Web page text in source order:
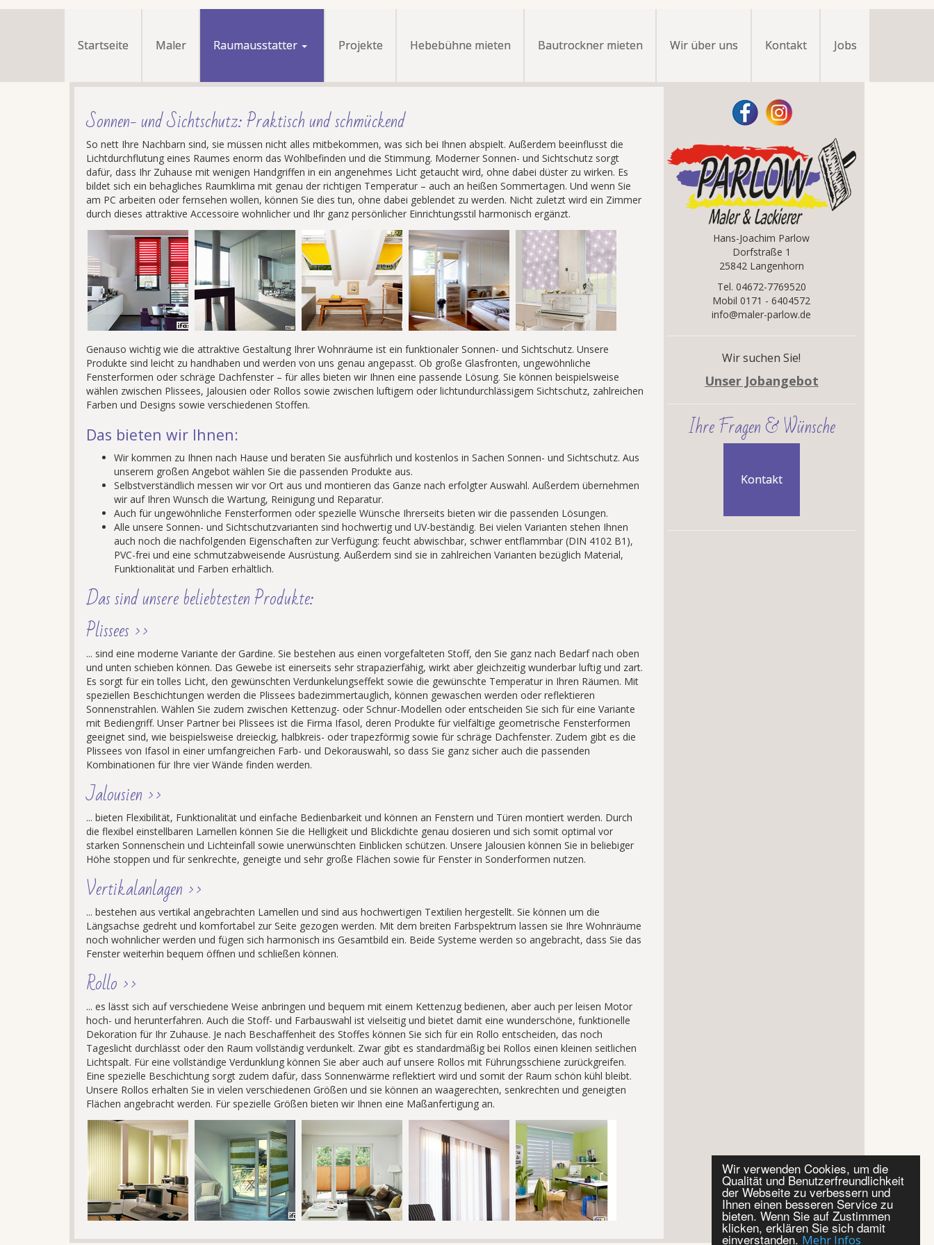
Wir verwenden Cookies, um die
Qualität und Benutzerfreundlichkeit
der Webseite zu verbessern und
Ihnen einen besseren Service zu
bieten. Wenn Sie auf Zustimmen
klicken, erklären Sie sich damit
einverstanden. Mehr Infos
Startseite Maler Raumausstatter Projekte Hebebühne mieten Bautrockner mieten Wir über uns Kontakt Jobs
Sonnen- und Sichtschutz: Praktisch und schmückend
So nett Ihre Nachbarn sind, sie müssen nicht alles mitbekommen, was sich bei Ihnen abspielt. Außerdem beeinflusst die
Lichtdurchflutung eines Raumes enorm das Wohlbefinden und die Stimmung. Moderner Sonnen- und Sichtschutz sorgt
dafür, dass Ihr Zuhause mit wenigen Handgriffen in ein angenehmes Licht getaucht wird, ohne dabei düster zu wirken. Es
bildet sich ein behagliches Raumklima mit genau der richtigen Temperatur – auch an heißen Sommertagen. Und wenn Sie
am PC arbeiten oder fernsehen wollen, können Sie dies tun, ohne dabei geblendet zu werden. Nicht zuletzt wird ein Zimmer
durch dieses attraktive Accessoire wohnlicher und Ihr ganz persönlicher Einrichtungsstil harmonisch ergänzt.
Genauso wichtig wie die attraktive Gestaltung Ihrer Wohnräume ist ein funktionaler Sonnen- und Sichtschutz. Unsere
Produkte sind leicht zu handhaben und werden von uns genau angepasst. Ob große Glasfronten, ungewöhnliche
Fensterformen oder schräge Dachfenster – für alles bieten wir Ihnen eine passende Lösung. Sie können beispielsweise
wählen zwischen Plissees, Jalousien oder Rollos sowie zwischen luftigem oder lichtundurchlässigem Sichtschutz, zahlreichen
Farben und Designs sowie verschiedenen Stoffen.
Das bieten wir Ihnen:
Wir kommen zu Ihnen nach Hause und beraten Sie ausführlich und kostenlos in Sachen Sonnen- und Sichtschutz. Aus
unserem großen Angebot wählen Sie die passenden Produkte aus.
Selbstverständlich messen wir vor Ort aus und montieren das Ganze nach erfolgter Auswahl. Außerdem übernehmen
wir auf Ihren Wunsch die Wartung, Reinigung und Reparatur.
Auch für ungewöhnliche Fensterformen oder spezielle Wünsche Ihrerseits bieten wir die passenden Lösungen.
Alle unsere Sonnen- und Sichtschutzvarianten sind hochwertig und UV-beständig. Bei vielen Varianten stehen Ihnen
auch noch die nachfolgenden Eigenschaften zur Verfügung: feucht abwischbar, schwer entflammbar (DIN 4102 B1),
PVC-frei und eine schmutzabweisende Ausrüstung. Außerdem sind sie in zahlreichen Varianten bezüglich Material,
Funktionalität und Farben erhältlich.
Das sind unsere beliebtesten Produkte:
Plissees >>
... sind eine moderne Variante der Gardine. Sie bestehen aus einen vorgefalteten Stoff, den Sie ganz nach Bedarf nach oben
und unten schieben können. Das Gewebe ist einerseits sehr strapazierfähig, wirkt aber gleichzeitig wunderbar luftig und zart.
Es sorgt für ein tolles Licht, den gewünschten Verdunkelungseffekt sowie die gewünschte Temperatur in Ihren Räumen. Mit
speziellen Beschichtungen werden die Plissees badezimmertauglich, können gewaschen werden oder reflektieren
Sonnenstrahlen. Wählen Sie zudem zwischen Kettenzug- oder Schnur-Modellen oder entscheiden Sie sich für eine Variante
mit Bediengriff. Unser Partner bei Plissees ist die Firma Ifasol, deren Produkte für vielfältige geometrische Fensterformen
geeignet sind, wie beispielsweise dreieckig, halbkreis- oder trapezförmig sowie für schräge Dachfenster. Zudem gibt es die
Plissees von Ifasol in einer umfangreichen Farb- und Dekorauswahl, so dass Sie ganz sicher auch die passenden
Kombinationen für Ihre vier Wände finden werden.
Jalousien >>
... bieten Flexibilität, Funktionalität und einfache Bedienbarkeit und können an Fenstern und Türen montiert werden. Durch
die flexibel einstellbaren Lamellen können Sie die Helligkeit und Blickdichte genau dosieren und sich somit optimal vor
starken Sonnenschein und Lichteinfall sowie unerwünschten Einblicken schützen. Unsere Jalousien können Sie in beliebiger
Höhe stoppen und für senkrechte, geneigte und sehr große Flächen sowie für Fenster in Sonderformen nutzen.
Vertikalanlagen >>
... bestehen aus vertikal angebrachten Lamellen und sind aus hochwertigen Textilien hergestellt. Sie können um die
Längsachse gedreht und komfortabel zur Seite gezogen werden. Mit dem breiten Farbspektrum lassen sie Ihre Wohnräume
noch wohnlicher werden und fügen sich harmonisch ins Gesamtbild ein. Beide Systeme werden so angebracht, dass Sie das
Fenster weiterhin bequem öffnen und schließen können.
Rollo >>
... es lässt sich auf verschiedene Weise anbringen und bequem mit einem Kettenzug bedienen, aber auch per leisen Motor
hoch- und herunterfahren. Auch die Stoff- und Farbauswahl ist vielseitig und bietet damit eine wunderschöne, funktionelle
Dekoration für Ihr Zuhause. Je nach Beschaffenheit des Stoffes können Sie sich für ein Rollo entscheiden, das noch
Tageslicht durchlässt oder den Raum vollständig verdunkelt. Zwar gibt es standardmäßig bei Rollos einen kleinen seitlichen
Lichtspalt. Für eine vollständige Verdunklung können Sie aber auch auf unsere Rollos mit Führungsschiene zurückgreifen.
Eine spezielle Beschichtung sorgt zudem dafür, dass Sonnenwärme reflektiert wird und somit der Raum schön kühl bleibt.
Unsere Rollos erhalten Sie in vielen verschiedenen Größen und sie können an waagerechten, senkrechten und geneigten
Flächen angebracht werden. Für spezielle Größen bieten wir Ihnen eine Maßanfertigung an.
Hans-Joachim Parlow
Dorfstraße 1
25842 Langenhorn
Tel. 04672-7769520
Mobil 0171 - 6404572
info@maler-parlow.de
Wir suchen Sie!
Unser Jobangebot
Ihre Fragen & Wünsche
Kontakt